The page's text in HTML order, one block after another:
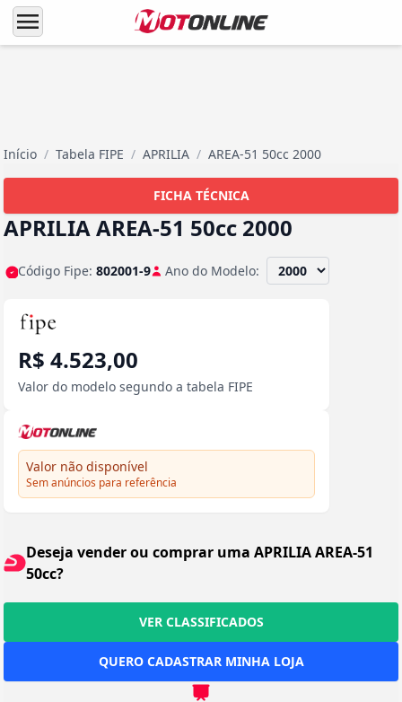
menu
Início / Tabela FIPE / APRILIA / AREA-51 50cc 2000
FICHA TÉCNICA
APRILIA AREA-51 50cc 2000
Código Fipe: 802001-9 Ano do Modelo:
R$ 4.523,00
Valor do modelo segundo a tabela FIPE
Valor não disponível
Sem anúncios para referência
Deseja vender ou comprar uma APRILIA AREA-51
50cc?
VER CLASSIFICADOS
QUERO CADASTRAR MINHA LOJA